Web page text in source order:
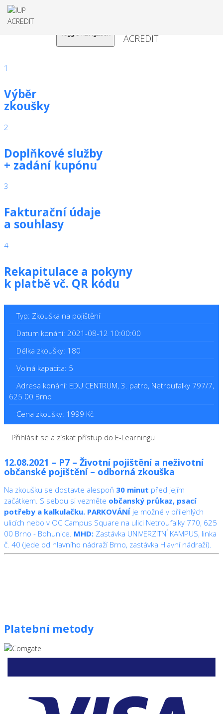
Toggle navigation
1
Výběr
zkoušky
2
Doplňkové služby
+ zadání kupónu
3
Fakturační údaje
a souhlasy
4
Rekapitulace a pokyny
k platbě vč. QR kódu
Typ: Zkouška na pojištění
Datum konání: 2021-08-12 10:00:00
Délka zkoušky: 180
Volná kapacita: 5
Adresa konání: EDU CENTRUM, 3. patro, Netroufalky 797/7,
625 00 Brno
Cena zkoušky: 1999 Kč
Přihlásit se a získat přístup do E-Learningu
12.08.2021 – P7 – Životní pojištění a neživotní
občanské pojištění – odborná zkouška
Na zkoušku se dostavte alespoň 30 minut před jejím
začátkem. S sebou si vezměte občanský průkaz, psací
potřeby a kalkulačku. PARKOVÁNÍ je možné v přilehlých
ulicích nebo v OC Campus Square na ulici Netroufalky 770, 625
00 Brno - Bohunice. MHD: Zastávka UNIVERZITNÍ KAMPUS, linka
č. 40 (jede od hlavního nádraží Brno, zastávka Hlavní nádraží).
Platební metody